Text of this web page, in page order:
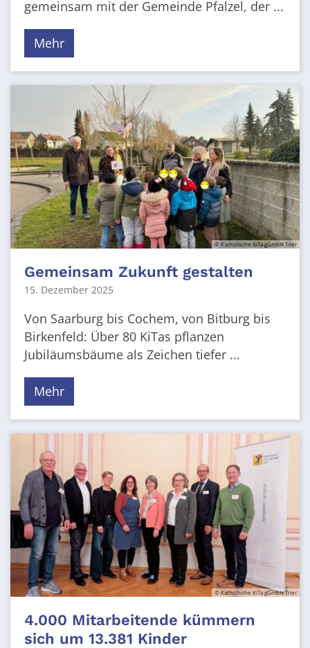
gemeinsam mit der Gemeinde Pfalzel, der ...
Mehr
© Katholische KiTa gGmbH Trier
Gemeinsam Zukunft gestalten
15. Dezember 2025
Von Saarburg bis Cochem, von Bitburg bis
Birkenfeld: Über 80 KiTas pflanzen
Jubiläumsbäume als Zeichen tiefer ...
Mehr
© Katholische KiTa gGmbH Trier
4.000 Mitarbeitende kümmern
sich um 13.381 Kinder